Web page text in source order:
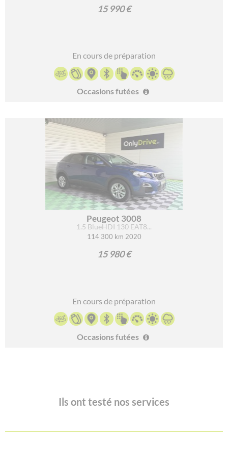
15 990 €
En cours de préparation
Occasions futées
Peugeot 3008
1.5 BlueHDI 130 EAT8...
114 300 km 2020
15 980 €
En cours de préparation
Occasions futées
Ils ont testé nos services